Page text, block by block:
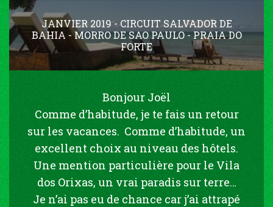
JANVIER 2019 - CIRCUIT SALVADOR DE
BAHIA - MORRO DE SAO PAULO - PRAIA DO
FORTE
Bonjour Joël
Comme d’habitude, je te fais un retour
sur les vacances. Comme d’habitude, un
excellent choix au niveau des hôtels.
Une mention particulière pour le Vila
dos Orixas, un vrai paradis sur terre…
Je n’ai pas eu de chance car j’ai attrapé